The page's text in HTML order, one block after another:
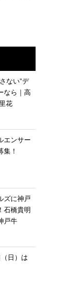
ない”デ
なら｜高
花
エンサー
集！
ズに神戸
石橋貴明
戸牛
日）は